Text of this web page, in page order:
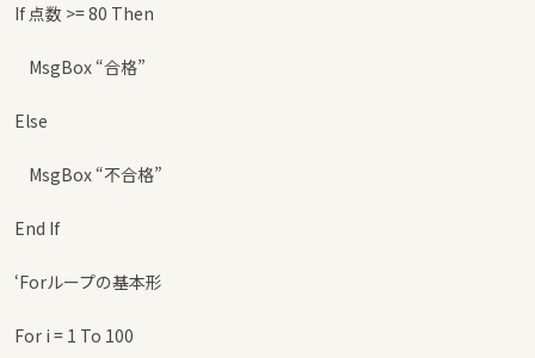
If 点数 >= 80 Then
MsgBox “合格”
Else
MsgBox “不合格”
End If
‘Forループの基本形
For i = 1 To 100